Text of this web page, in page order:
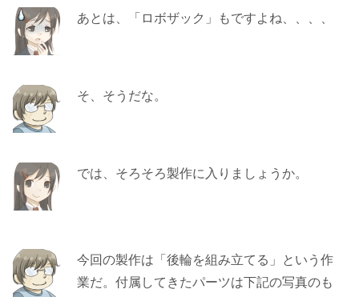
あとは、「ロボザック」もですよね、、、、
そ、そうだな。
では、そろそろ製作に入りましょうか。
今回の製作は「後輪を組み立てる」という作
業だ。付属してきたパーツは下記の写真のも